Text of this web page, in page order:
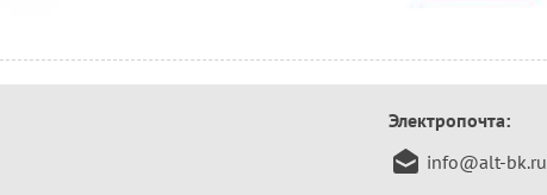
Электропочта:
info@alt-bk.ru